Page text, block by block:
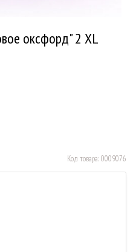
оксфорд" 2 XL
Код товара:0009076